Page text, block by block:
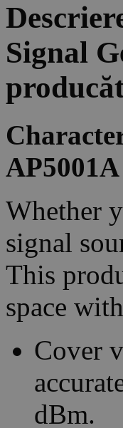
Signal
AP5001A
Whether
signal
This
space
Cover
dBm.